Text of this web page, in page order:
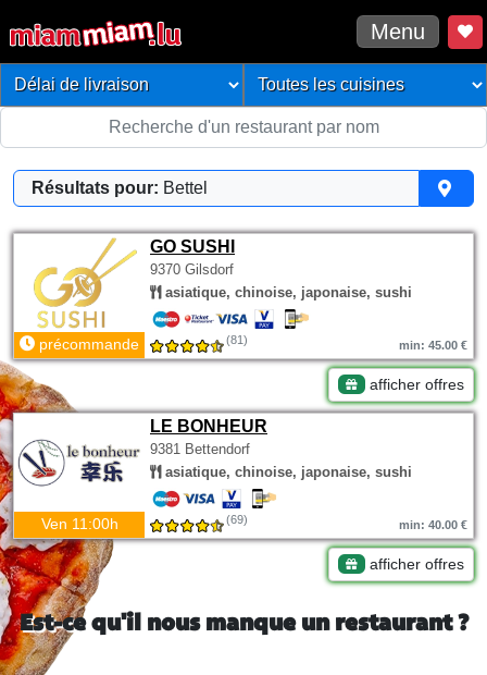
Menu
Résultats pour: Bettel
GO SUSHI
9370 Gilsdorf
asiatique, chinoise, japonaise, sushi
précommande (81) min: 45.00 €
afficher offres
LE BONHEUR
9381 Bettendorf
asiatique, chinoise, japonaise, sushi
Ven 11:00h (69) min: 40.00 €
afficher offres
Est-ce qu'il nous manque un restaurant ?